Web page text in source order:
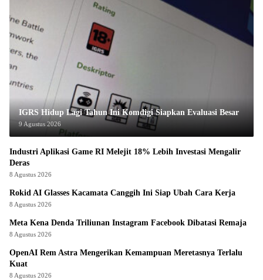
IGRS Hidup Lagi Tahun Ini Komdigi Siapkan Evaluasi Besar
9 Agustus 2026
Industri Aplikasi Game RI Melejit 18% Lebih Investasi Mengalir
Deras
8 Agustus 2026
Rokid AI Glasses Kacamata Canggih Ini Siap Ubah Cara Kerja
8 Agustus 2026
Meta Kena Denda Triliunan Instagram Facebook Dibatasi Remaja
8 Agustus 2026
OpenAI Rem Astra Mengerikan Kemampuan Meretasnya Terlalu
Kuat
8 Agustus 2026